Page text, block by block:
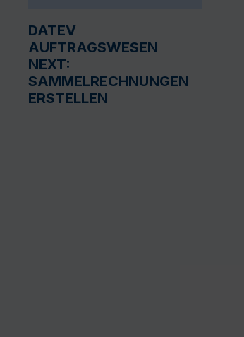
DATEV
AUFTRAGSWESEN
NEXT:
SAMMELRECHNUNGEN
ERSTELLEN